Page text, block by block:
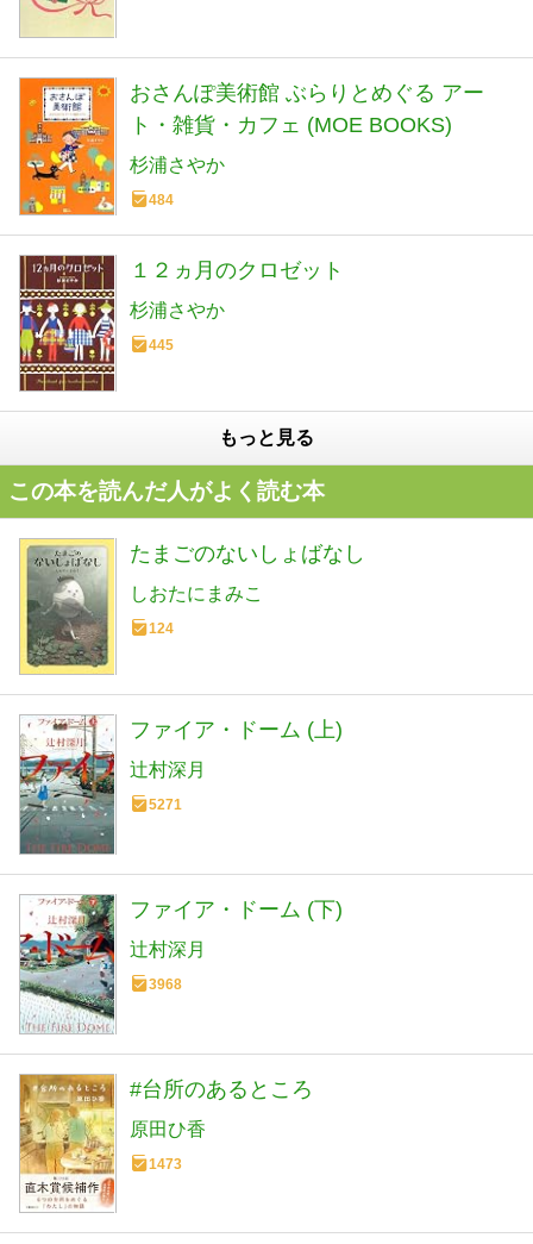
おさんぽ美術館 ぶらりとめぐる アー
ト・雑貨・カフェ (MOE BOOKS)
杉浦さやか
484
１２ヵ月のクロゼット
杉浦さやか
445
もっと見る
この本を読んだ人がよく読む本
たまごのないしょばなし
しおたにまみこ
124
ファイア・ドーム (上)
辻村深月
5271
ファイア・ドーム (下)
辻村深月
3968
#台所のあるところ
原田ひ香
1473